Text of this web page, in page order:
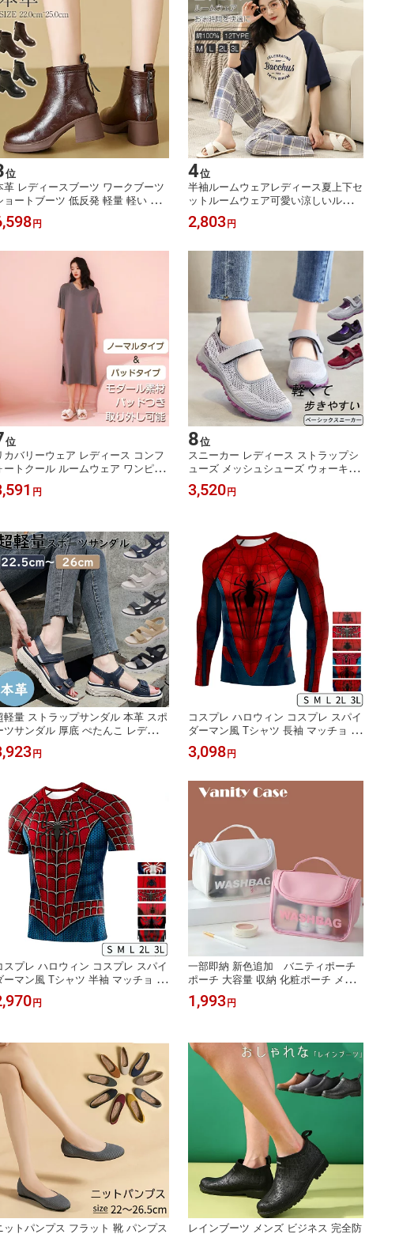
位
革 レディースブーツ ワークブーツ
ョートブーツ 低反発 軽量 軽い カ
ュアル 靴 シューズ レースアップ
ラック 柔らか 脱げにくい 20代 30
おしゃれ 送料無料 ギフト プレゼ
円
4位
半袖ルームウェアレディース夏上下セ
ットルームウェア可愛い涼しいルーム
ウェアショートパンツルームウェアセ
ットアップ半袖部屋着ルームウェアパ
2,803 円
位
カバリーウェア レディース コンフ
ートクール ルームウェア ワンピー
フリーサイズ パッドつき 夏 レー
ン 通気性 着心地 さらっと 快適 ル
ント 疲労 2TYPE
円
8位
スニーカー レディース ストラップシ
ューズ メッシュシューズ ウォーキン
グシューズ ランニングシューズ ジョ
ギングシューズ スポーツシューズ 靴
きいサイズ ママ 送料無料
3,520 円
軽量 ストラップサンダル 本革 スポ
ツサンダル 厚底 ぺたんこ レディー
歩きやすい 4cmヒール スポーティ
トラップ サンダル メンズ 男女兼用
おしゃれ 痛くない 旅行 靴 夏
円
コスプレ ハロウィン コスプレ スパイ
ダーマン風 Tシャツ 長袖 マッチョ 筋
肉 ムキムキ 衣装 3D プリント 仮装 衣
装 コスチューム コス おすすめ 可愛
ィンコスプレ コスプレ衣装 変装 可愛
い コスプレ 送料無料
3,098 円
スプレ ハロウィン コスプレ スパイ
ーマン風 Tシャツ 半袖 マッチョ 筋
ムキムキ 衣装 3D プリント 仮装 衣
コスチューム コス おすすめ 可愛
コスプレ 送料無料
円
一部即納 新色追加 バニティポーチ
ポーチ 大容量 収納 化粧ポーチ メイ
クポーチ コスメポーチ ブラシ入れ付
き かわいい 小物入れ おしゃれ レデ
め 持ち手付き 旅行 ダブルファスナー
1,993 円
ットパンプス フラット 靴 パンプス レインブーツ メンズ ビジネス 完全防